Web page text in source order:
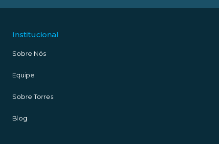
Institucional
Sobre Nós
Equipe
Sobre Torres
Blog